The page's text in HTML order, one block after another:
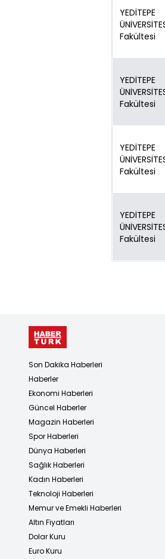
YEDİTEPE
Fakültesi
YEDİTEPE
Fakültesi
YEDİTEPE
Fakültesi
YEDİTEPE
Fakültesi
Son Dakika Haberleri
Haberler
Ekonomi Haberleri
Güncel Haberler
Magazin Haberleri
Spor Haberleri
Dünya Haberleri
Sağlık Haberleri
Kadın Haberleri
Teknoloji Haberleri
Memur ve Emekli Haberleri
Altın Fiyatları
Dolar Kuru
Euro Kuru